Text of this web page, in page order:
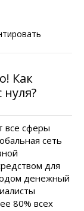
Как
все сферы
сеть
для
денежный
80% всех